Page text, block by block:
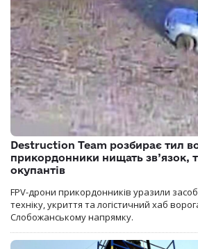
Destruction Team розбирає тил
прикордонники нищать зв’язок,
окупантів
FPV-дрони прикордонників уразили
техніку, укриття та логістичний хаб
Слобожанському напрямку.